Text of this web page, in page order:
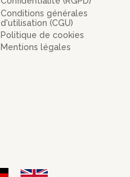
Conditions générales
d'utilisation (CGU)
Politique de cookies
Mentions légales